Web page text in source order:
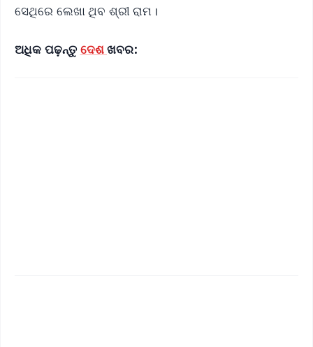
ସେଥିରେ ଲେଖା ଥିବ ଶ୍ରୀ ରାମ।
ଅଧିକ ପଢ଼ନ୍ତୁ ଦେଶଖବର: